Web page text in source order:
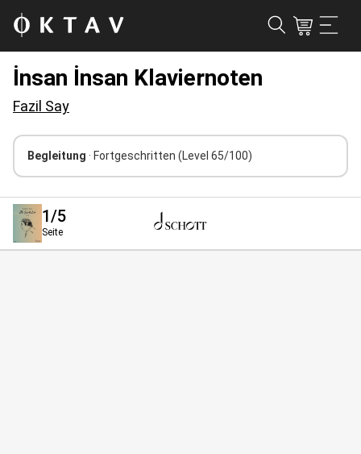
İnsan İnsan Klaviernoten
Fazil Say
Begleitung · Fortgeschritten (Level 65/100)
1/5
Seite